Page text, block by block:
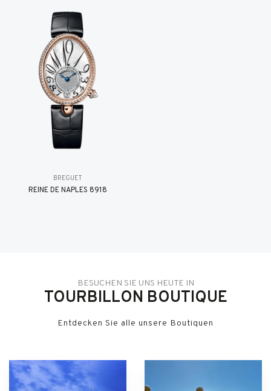
BREGUET
REINE DE NAPLES 8918
BESUCHEN SIE UNS HEUTE IN
TOURBILLON BOUTIQUE
Entdecken Sie alle unsere Boutiquen